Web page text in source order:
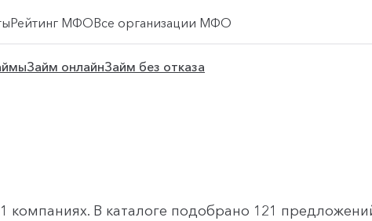
Рейтинг МФОВсе организации МФО
Займ онлайнЗайм без отказа
В каталоге подобрано 121 предложений